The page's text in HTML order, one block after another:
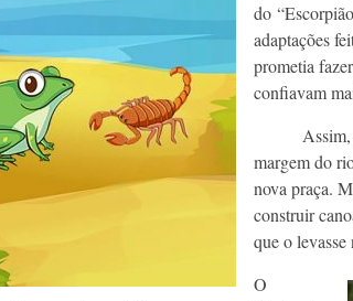
do
adaptações
prometia
confiavam
Assim, o
margem do
nova praça.
construir
que o levasse
O